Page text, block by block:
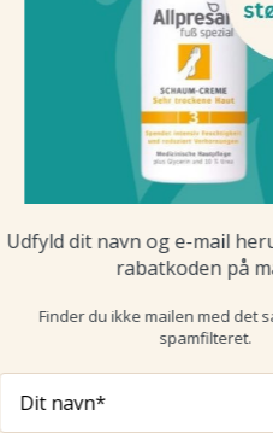
BETALINGSMULIGHEDER
TILMELD NYHEDSBREV
Tilmeld mig nyheder,
om produkter via mail og sms
Læs betingelser her>
Udfyld dit navn og e-
rabatkoden
Finder du ikke mailen